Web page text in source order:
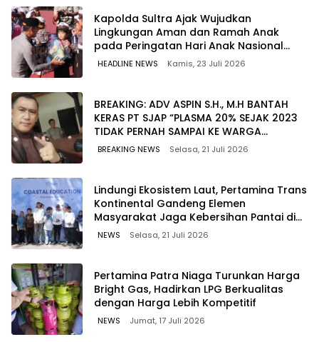
Kapolda Sultra Ajak Wujudkan
Lingkungan Aman dan Ramah Anak
pada Peringatan Hari Anak Nasional
2026
HEADLINE NEWS Kamis, 23 Juli 2026
BREAKING: ADV ASPIN S.H., M.H BANTAH
KERAS PT SJAP “PLASMA 20% SEJAK 2023
TIDAK PERNAH SAMPAI KE WARGA
WAWOONE!
BREAKING NEWS Selasa, 21 Juli 2026
Lindungi Ekosistem Laut, Pertamina Trans
Kontinental Gandeng Elemen
Masyarakat Jaga Kebersihan Pantai di
Bitung, Sulawesi
NEWS Selasa, 21 Juli 2026
Pertamina Patra Niaga Turunkan Harga
Bright Gas, Hadirkan LPG Berkualitas
dengan Harga Lebih Kompetitif
NEWS Jumat, 17 Juli 2026